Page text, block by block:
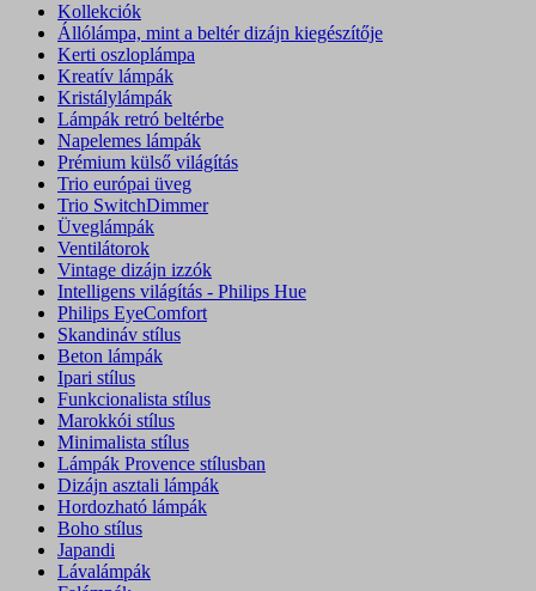
Kollekciók
Állólámpa, mint a beltér dizájn kiegészítője
Kerti oszloplámpa
Kreatív lámpák
Kristálylámpák
Lámpák retró beltérbe
Napelemes lámpák
Prémium külső világítás
Trio európai üveg
Trio SwitchDimmer
Üveglámpák
Ventilátorok
Vintage dizájn izzók
Intelligens világítás - Philips Hue
Philips EyeComfort
Skandináv stílus
Beton lámpák
Ipari stílus
Funkcionalista stílus
Marokkói stílus
Minimalista stílus
Lámpák Provence stílusban
Dizájn asztali lámpák
Hordozható lámpák
Boho stílus
Japandi
Lávalámpák